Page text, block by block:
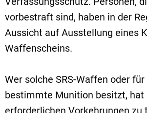
vorbestraft sind, haben in der
Aussicht auf Ausstellung eines
Waffenscheins.
Wer solche SRS-Waffen oder
bestimmte Munition besitzt, hat
erforderlichen Vorkehrungen zu